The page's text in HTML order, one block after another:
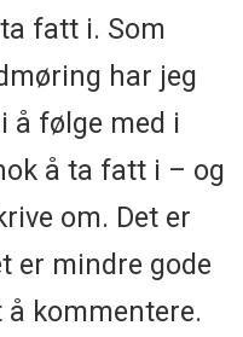
fatt i. Som
har jeg
følge med i
å ta fatt i – og
om. Det er
er mindre gode
kommentere.